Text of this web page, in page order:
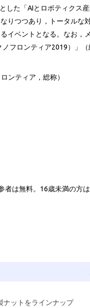
した「AIとロボティクス
りつつあり，トータルな
イベントとなる。なお，
ノフロンティア2019）」
ンティア，総称）
は無料。16歳未満の方は
ナットをラインナップ